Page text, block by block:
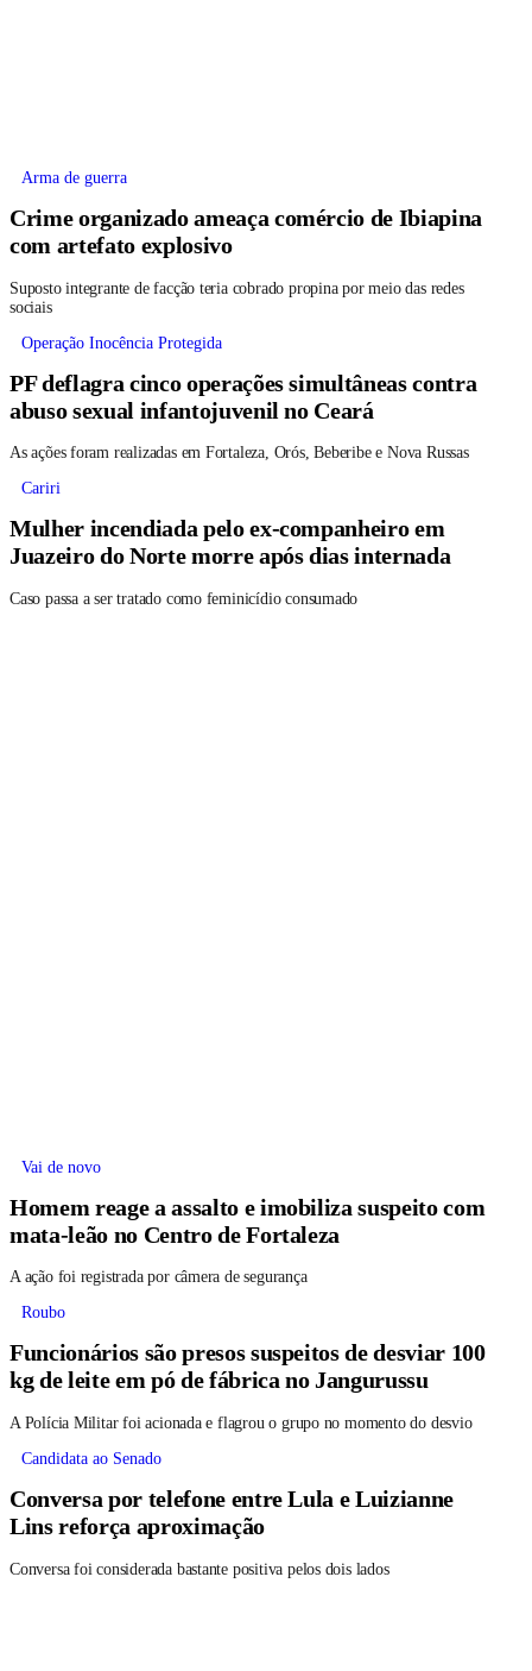
Arma de guerra
Crime organizado ameaça comércio de Ibiapina
com artefato explosivo
Suposto integrante de facção teria cobrado propina por meio das redes
sociais
Operação Inocência Protegida
PF deflagra cinco operações simultâneas contra
abuso sexual infantojuvenil no Ceará
As ações foram realizadas em Fortaleza, Orós, Beberibe e Nova Russas
Cariri
Mulher incendiada pelo ex-companheiro em
Juazeiro do Norte morre após dias internada
Caso passa a ser tratado como feminicídio consumado
Vai de novo
Homem reage a assalto e imobiliza suspeito com
mata-leão no Centro de Fortaleza
A ação foi registrada por câmera de segurança
Roubo
Funcionários são presos suspeitos de desviar 100
kg de leite em pó de fábrica no Jangurussu
A Polícia Militar foi acionada e flagrou o grupo no momento do desvio
Candidata ao Senado
Conversa por telefone entre Lula e Luizianne
Lins reforça aproximação
Conversa foi considerada bastante positiva pelos dois lados